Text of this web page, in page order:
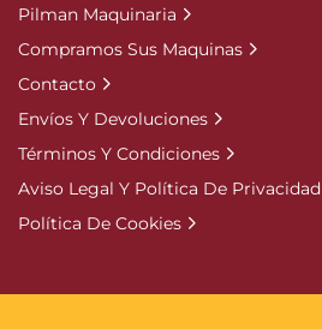
Pilman Maquinaria
Compramos Sus Maquinas
Contacto
Envíos Y Devoluciones
Términos Y Condiciones
Aviso Legal Y Política De Privacidad
Política De Cookies